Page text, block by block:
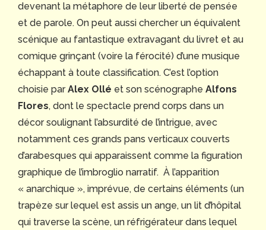
devenant la métaphore de leur liberté de pensée
et de parole. On peut aussi chercher un équivalent
scénique au fantastique extravagant du livret et au
comique grinçant (voire la férocité) d’une musique
échappant à toute classification. C’est l’option
choisie parAlex Ollé et son scénographe Alfons
Flores, dont le spectacle prend corps dans un
décor soulignant l’absurdité de l’intrigue, avec
notamment ces grands pans verticaux couverts
d’arabesques qui apparaissent comme la figuration
graphique de l’imbroglio narratif. À l’apparition
« anarchique », imprévue, de certains éléments (un
trapèze sur lequel est assis un ange, un lit d’hôpital
qui traverse la scène, un réfrigérateur dans lequel